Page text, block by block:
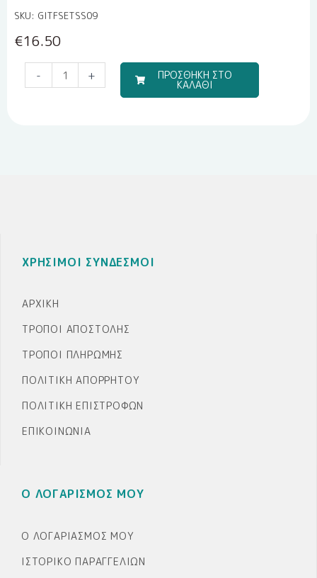
SKU: GITFSETSS09
€16.50
-
Μπομπονιέρα
Υγρής
+ ΠΡΟΣΘΗΚΗ ΣΤΟ
ΚΑΛΑΘΙ
ΧΡΗΣΙΜΟΙ ΣΥΝΔΕΣΜΟΙ
ΑΡΧΙΚΉ
ΤΡΌΠΟΙ ΑΠΟΣΤΟΛΉΣ
ΤΡΌΠΟΙ ΠΛΗΡΩΜΉΣ
ΠΟΛΙΤΙΚΉ ΑΠΟΡΡΉΤΟΥ
ΠΟΛΙΤΙΚΉ ΕΠΙΣΤΡΟΦΏΝ
ΕΠΙΚΟΙΝΩΝΊΑ
Ο ΛΟΓΑΡΙΣΜΟΣ ΜΟΥ
Ο ΛΟΓΑΡΙΑΣΜΌΣ ΜΟΥ
ΙΣΤΟΡΙΚΌ ΠΑΡΑΓΓΕΛΙΏΝ